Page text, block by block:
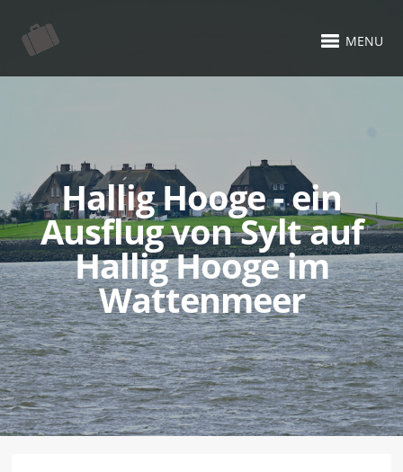
MENU
Hallig Hooge - ein
Ausflug von Sylt auf
Hallig Hooge im
Wattenmeer